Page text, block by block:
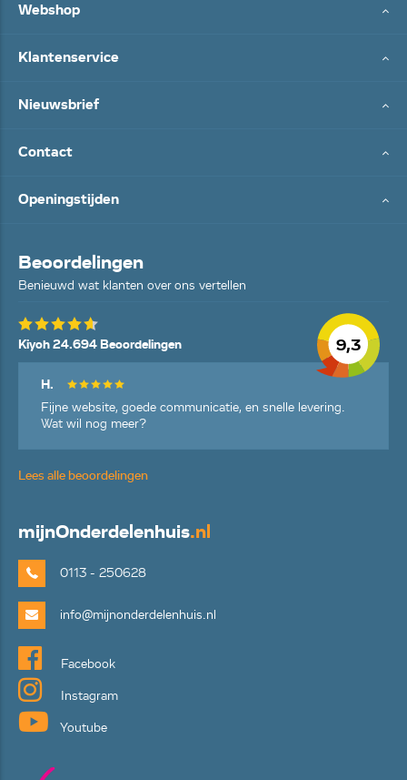
Webshop
Klantenservice
Nieuwsbrief
Contact
Openingstijden
Beoordelingen
Benieuwd wat klanten over ons vertellen
9,3
Kiyoh 24.694 Beoordelingen
H.
Fijne website, goede communicatie, en snelle levering.
Wat wil nog meer?
Lees alle beoordelingen
mijnOnderdelenhuis.nl
0113 - 250628
info@mijnonderdelenhuis.nl
Facebook
Instagram
Youtube